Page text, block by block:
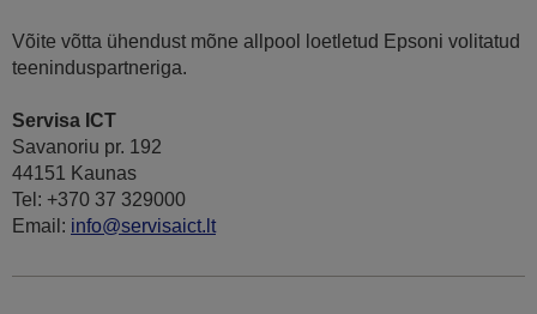
Võite võtta ühendust mõne allpool loetletud Epsoni volitatud
teeninduspartneriga.
Servisa ICT
Savanoriu pr. 192
44151 Kaunas
Tel: +370 37 329000
Email: info@servisaict.lt